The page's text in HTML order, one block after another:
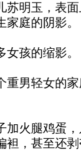
苏明玉，表
庭的阴影。
孩的缩影。
重男轻女的
加火腿鸡蛋
袒，甚至还